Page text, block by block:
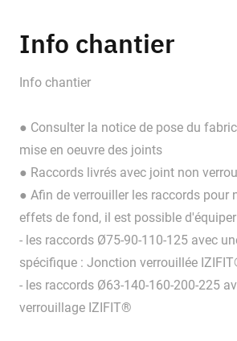
Info chantier
Info chantier
● Consulter la notice de pose du
mise en oeuvre des joints
● Raccords livrés avec joint non
● Afin de verrouiller les raccords pour
effets de fond, il est possible
- les raccords Ø75-90-110-125 avec
spécifique : Jonction verrouillée
- les raccords Ø63-140-160-200-225
verrouillage IZIFIT®